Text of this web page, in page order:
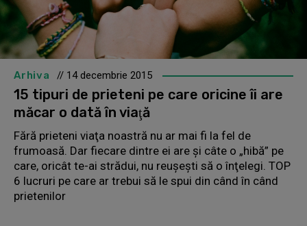
Arhiva // 14 decembrie 2015
15 tipuri de prieteni pe care oricine îi are
măcar o dată în viaţă
Fără prieteni viaţa noastră nu ar mai fi la fel de
frumoasă. Dar fiecare dintre ei are şi câte o „hibă” pe
care, oricât te-ai strădui, nu reuşeşti să o înţelegi. TOP
6 lucruri pe care ar trebui să le spui din când în când
prietenilor